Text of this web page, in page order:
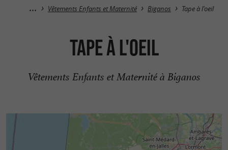
Vêtements Enfants et Maternité Biganos Tape à l'oeil
Tape à l'oeil
Vêtements Enfants et Maternité à Biganos